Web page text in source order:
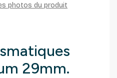
photos du produit
29mm.